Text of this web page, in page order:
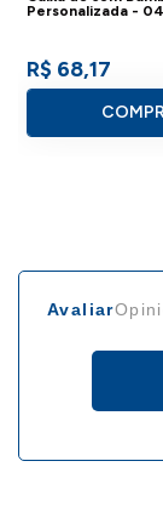
Personalizada -
R$ 68,17
Avaliar